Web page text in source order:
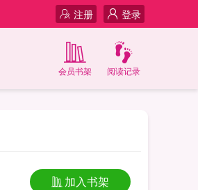
登录
注册
阅读记录
会员书架
加入书架